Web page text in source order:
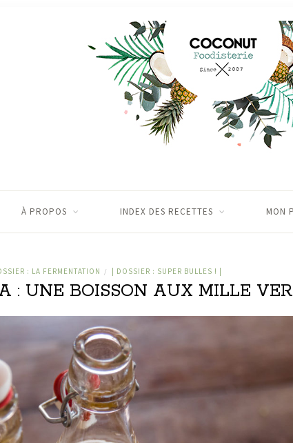
À PROPOS INDEX DES RECETTES MON
: LA FERMENTATION / | DOSSIER : SUPER BULLES ! |
: UNE BOISSON AUX MILLE